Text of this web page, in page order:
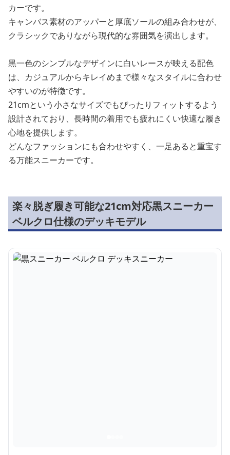
カーです。
キャンバス素材のアッパーと厚底ソールの組み合わせが、
クラシックでありながら現代的な雰囲気を演出します。
黒一色のシンプルなデザインに白いレースが映える配色
は、カジュアルからキレイめまで様々なスタイルに合わせ
やすいのが特徴です。
21cmという小さなサイズでもぴったりフィットするよう
設計されており、長時間の着用でも疲れにくい快適な履き
心地を提供します。
どんなファッションにも合わせやすく、一足あると重宝す
る万能スニーカーです。
楽々脱ぎ履き可能な21cm対応黒スニーカー
ベルクロ仕様のデッキモデル